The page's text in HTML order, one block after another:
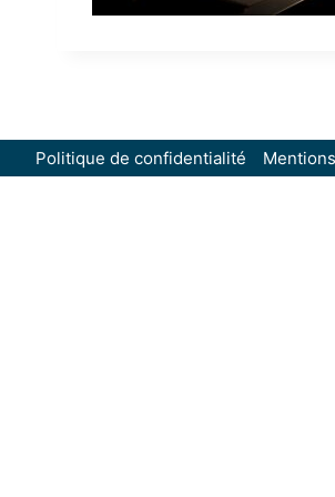
Politique de confidentialité